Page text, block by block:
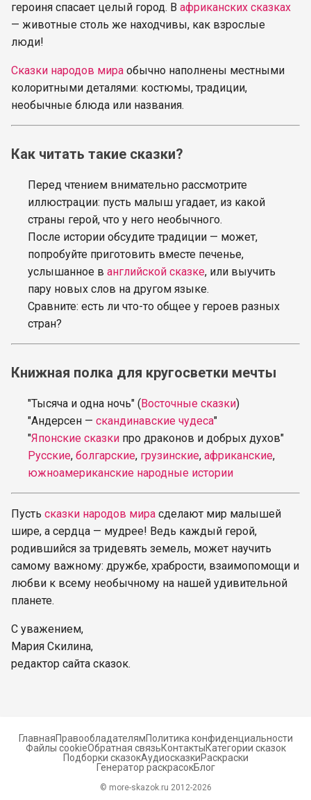
героиня спасает целый город. В африканских сказках
— животные столь же находчивы, как взрослые
люди!
Сказки народов мира обычно наполнены местными
колоритными деталями: костюмы, традиции,
необычные блюда или названия.
Как читать такие сказки?
Перед чтением внимательно рассмотрите
иллюстрации: пусть малыш угадает, из какой
страны герой, что у него необычного.
После истории обсудите традиции — может,
попробуйте приготовить вместе печенье,
услышанное в английской сказке, или выучить
пару новых слов на другом языке.
Сравните: есть ли что-то общее у героев разных
стран?
Книжная полка для кругосветки мечты
"Тысяча и одна ночь" (Восточные сказки)
"Андерсен — скандинавские чудеса"
"Японские сказки про драконов и добрых духов"
Русские, болгарские, грузинские, африканские,
южноамериканские народные истории
Пусть сказки народов мира сделают мир малышей
шире, а сердца — мудрее! Ведь каждый герой,
родившийся за тридевять земель, может научить
самому важному: дружбе, храбрости, взаимопомощи и
любви к всему необычному на нашей удивительной
планете.
С уважением,
Мария Скилина,
редактор сайта сказок.
ГлавнаяПравообладателямПолитика конфиденциальности
Файлы cookieОбратная связьКонтактыКатегории сказок
Подборки сказокАудиосказкиРаскраски
Генератор раскрасокБлог
© more-skazok.ru 2012-2026